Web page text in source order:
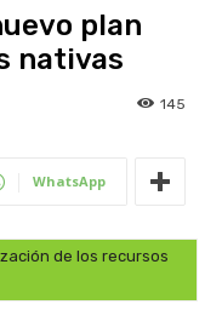
plan
nativas
145
WhatsApp
de los recursos